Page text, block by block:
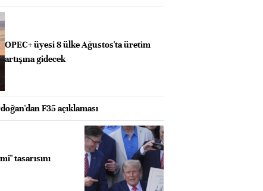
OPEC+ üyesi 8 ülke Ağustos'ta üretim
artışına gidecek
F35 açıklaması
tasarısını